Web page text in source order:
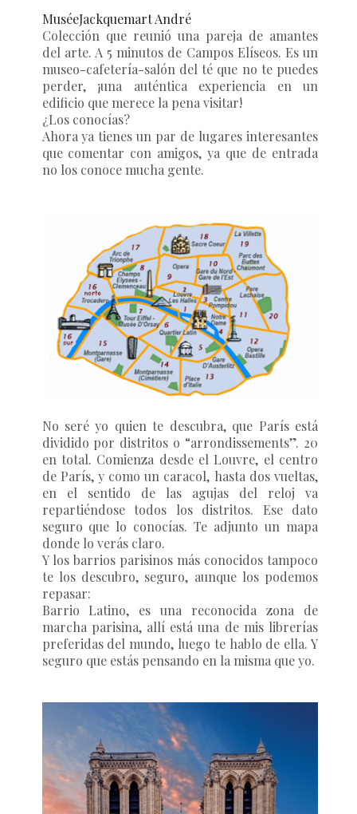
MuséeJackquemart André
Colección que reunió una pareja de amantes
del arte. A 5 minutos de Campos Elíseos. Es un
museo-cafetería-salón del té que no te puedes
perder, ¡una auténtica experiencia en un
edificio que merece la pena visitar!
¿Los conocías?
Ahora ya tienes un par de lugares interesantes
que comentar con amigos, ya que de entrada
no los conoce mucha gente.
No seré yo quien te descubra, que París está
dividido por distritos o “arrondissements”. 20
en total. Comienza desde el Louvre, el centro
de París, y como un caracol, hasta dos vueltas,
en el sentido de las agujas del reloj va
repartiéndose todos los distritos. Ese dato
seguro que lo conocías. Te adjunto un mapa
donde lo verás claro.
Y los barrios parisinos más conocidos tampoco
te los descubro, seguro, aunque los podemos
repasar:
Barrio Latino, es una reconocida zona de
marcha parisina, allí está una de mis librerías
preferidas del mundo, luego te hablo de ella. Y
seguro que estás pensando en la misma que yo.